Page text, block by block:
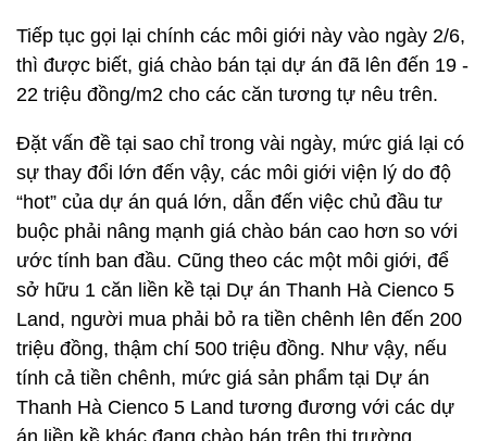
Tiếp tục gọi lại chính các môi giới này vào ngày 2/6,
thì được biết, giá chào bán tại dự án đã lên đến 19 -
22 triệu đồng/m2 cho các căn tương tự nêu trên.
Đặt vấn đề tại sao chỉ trong vài ngày, mức giá lại có
sự thay đổi lớn đến vậy, các môi giới viện lý do độ
“hot” của dự án quá lớn, dẫn đến việc chủ đầu tư
buộc phải nâng mạnh giá chào bán cao hơn so với
ước tính ban đầu. Cũng theo các một môi giới, để
sở hữu 1 căn liền kề tại Dự án Thanh Hà Cienco 5
Land, người mua phải bỏ ra tiền chênh lên đến 200
triệu đồng, thậm chí 500 triệu đồng. Như vậy, nếu
tính cả tiền chênh, mức giá sản phẩm tại Dự án
Thanh Hà Cienco 5 Land tương đương với các dự
án liền kề khác đang chào bán trên thị trường.